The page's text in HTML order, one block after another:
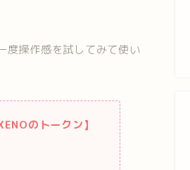
度操作感を試してみて使い
のトークン】